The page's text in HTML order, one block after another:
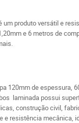
um produto versátil e
e 6 metros de
120mm de espessura,
laminada possui
construção civil,
e resistência mecânica,